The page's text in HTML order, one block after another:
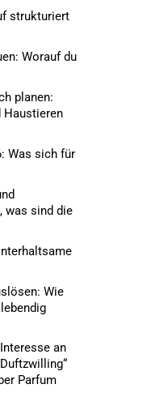
strukturiert
Worauf du
planen:
Haustieren
Was sich für
was sind die
Wie
an
Parfum